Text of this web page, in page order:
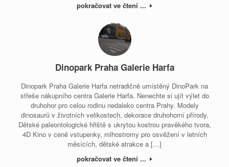
pokračovat ve čtení ...
Dinopark Praha Galerie Harfa
Dinopark Praha Galerie Harfa netradičně umístěný DinoPark na
střeše nákupního centra Galerie Harfa. Nenechte si ujít výlet do
druhohor pro celou rodinu nedaleko centra Prahy. Modely
dinosaurů v životních velikostech, dekorace druhohorní přírody,
Dětské paleontologické hřiště s ukrytou kostrou pravěkého tvora,
4D Kino v ceně vstupenky, mlhostromy pro osvěžení v letních
měsících, dětské atrakce a […]
pokračovat ve čtení ...